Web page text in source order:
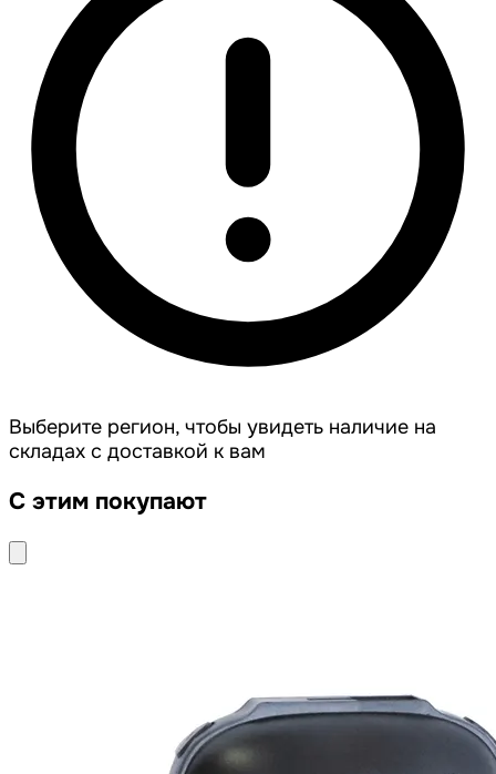
Выберите регион, чтобы увидеть наличие на
складах с доставкой к вам
С этим покупают